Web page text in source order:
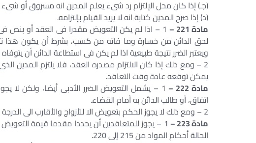
(جـ) إذا كان محل الإلتزام رد شىء يعلم المدين انه مسروق أو
(د) إذا صرح المدين كتابة انه لا يريد القيام بإلتزامه.
مادة 221 –
1 – اذا لم يكن التعويض مقدرا فى العقد أو
لحق الدائن من خسارة وما فاته من كسب، بشرط أن يكون هذا
ويعتبر الضرر نتيجة طبيعية اذا لم يكن فى استطاعة الدائن أن
2 – ومع ذلك إذا كان الالتزام مصدره العقد، فلا يلتزم
يمكن توقعه عادة وقت التعاقد.
مادة 222 –
1 – يشمل التعويض الضرر الأدبى أيضا، ولكن لا
اتفاق، أو طالب الدائن به أمام القضاء.
2 – ومع ذلك لا يجوز الحكم بتعويض الا للأزواج والأقارب الى الدرجة الثانية عما يصيبهم من ألم من جراء موت المصاب.
مادة 223 –
1 – يجوز للمتعاقدين أن يحددا مقدما قيمة
الحالة أحكام المواد من 215 إلى 220.